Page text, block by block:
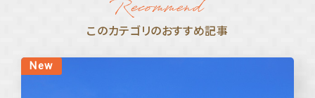
このカテゴリのおすすめ記事